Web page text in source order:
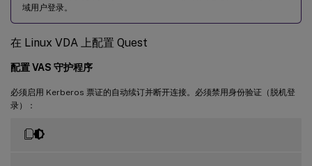
域用户登录。
在 Linux VDA 上配置 Quest
配置 VAS 守护程序
必须启用 Kerberos 票证的自动续订并断开连接。必须禁用身份验证（脱机登
录）：